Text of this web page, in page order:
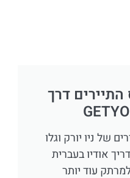
התיירים דרך
של ניו יורק וגלו
אודיו בעברית
עוד יותר